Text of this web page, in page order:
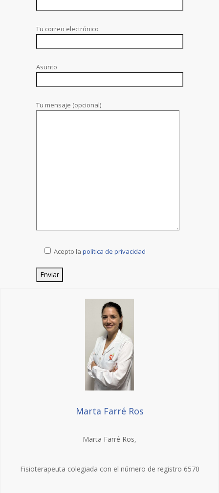
Tu correo electrónico
Asunto
Tu mensaje (opcional)
Acepto la política de privacidad
Marta Farré Ros
Marta Farré Ros,
Fisioterapeuta colegiada con el número de registro 6570